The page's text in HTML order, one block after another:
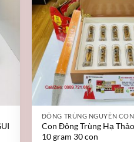
ĐÔNG TRÙNG NGUYÊN CON
Con Đông Trùng Hạ
10 gram 30 con